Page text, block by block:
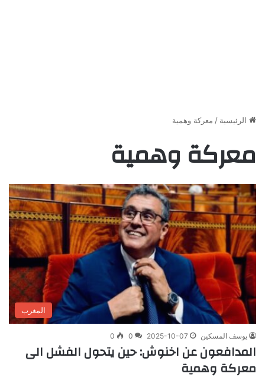
الرئيسية / معركة وهمية
معركة وهمية
المغرب
يوسف المسكين 2025-10-07
0
0
المدافعون عن اخنوش: حين يتحول الفشل الى
معركة وهمية